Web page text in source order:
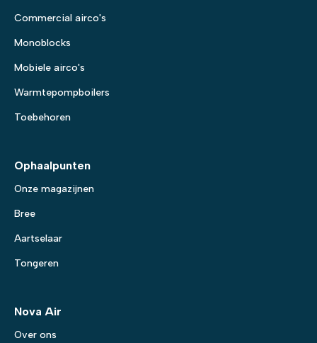
Commercial airco's
Monoblocks
Mobiele airco's
Warmtepompboilers
Toebehoren
Ophaalpunten
Onze magazijnen
Bree
Aartselaar
Tongeren
Nova Air
Over ons